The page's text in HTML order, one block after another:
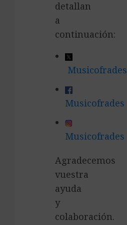
detallan
a
continuación:
Musicofrades
Musicofrades
Musicofrades
Agradecemos
vuestra
ayuda
y
colaboración.